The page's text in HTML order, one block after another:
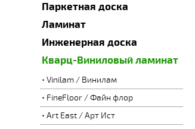
Паркетная доска
Ламинат
Инженерная доска
Кварц-Виниловый ламинат
Vinilam / Винилам
FineFloor / Файн флор
Art East / Арт Ист